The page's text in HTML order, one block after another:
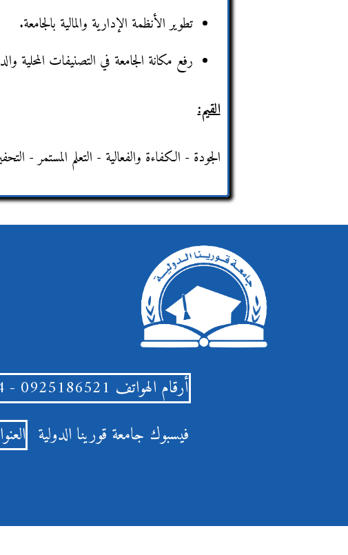
تطوير الأنظمة الإدارية والمالية بالجامعة.
رفع مكانة الجامعة في التصنيفات المحلية
القيم:
الجودة - الكفاءة والفعالية - التعلم المستمر -
أرقام الهواتف
فيسبوك جامعة قورينا الدولية